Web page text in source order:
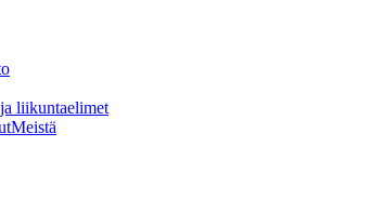
liikuntaelimet
Meistä